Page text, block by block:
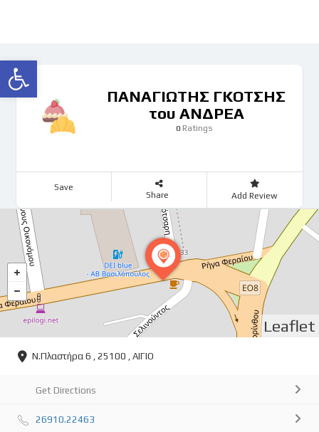
Ανοίξτε τη γραμμή εργαλείων
ΠΑΝΑΓΙΩΤΗΣ ΓΚΟΤΣΗΣ
του ΑΝΔΡΕΑ
0Ratings
Save
Share Add Review
Leaflet
Ν.Πλαστήρα 6 , 25100 , ΑΙΓΙΟ
Get Directions
26910.22463